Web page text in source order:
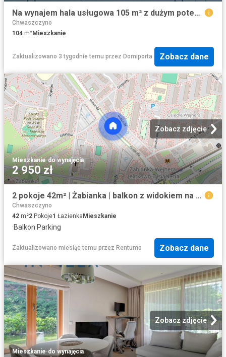
Na wynajem hala usługowa 105 m² z dużym potencjałem w Osowie
Chwaszczyno
104 m²Mieszkanie
Zaktualizowano 3 tygodnie temu przez Domiporta Zobacz dane
Zobacz zdjęcie
Mieszkanie·do wynajęcia
2 950 zł
2 pokoje 42m² | Żabianka | balkon z widokiem na morze | parking
Chwaszczyno
42 m²2 Pokoje1 Łazienka Mieszkanie
·Balkon·Parking
Zaktualizowano miesiąc temu przez Rentumo Zobacz dane
Zobacz zdjęcie
Mieszkanie·do wynajęcia